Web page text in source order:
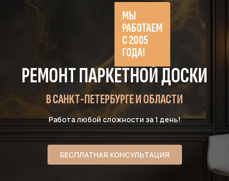
РЕМОНТ ПАРКЕТНОЙ ДОСКИ
В САНКТ-ПЕТЕРБУРГЕ И ОБЛАСТИ
Работа любой сложности за 1 день!
БЕСПЛАТНАЯ КОНСУЛЬТАЦИЯ
МЫ
РАБОТАЕМ
С 2005
ГОДА!